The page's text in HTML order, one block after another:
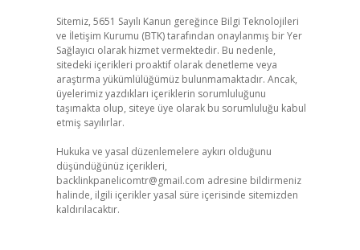
Sitemiz, 5651 Sayılı Kanun gereğince Bilgi Teknolojileri
ve İletişim Kurumu (BTK) tarafından onaylanmış bir Yer
Sağlayıcı olarak hizmet vermektedir. Bu nedenle,
sitedeki içerikleri proaktif olarak denetleme veya
araştırma yükümlülüğümüz bulunmamaktadır. Ancak,
üyelerimiz yazdıkları içeriklerin sorumluluğunu
taşımakta olup, siteye üye olarak bu sorumluluğu kabul
etmiş sayılırlar.
Hukuka ve yasal düzenlemelere aykırı olduğunu
düşündüğünüz içerikleri,
backlinkpanelicomtr@gmail.com adresine bildirmeniz
halinde, ilgili içerikler yasal süre içerisinde sitemizden
kaldırılacaktır.